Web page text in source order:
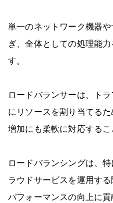
単一のネットワーク機器
ぎ、全体としての処理能
す。
ロードバランサーは、ト
にリソースを割り当てる
増加にも柔軟に対応するこ
ロードバランシングは、
ラウドサービスを運用す
パフォーマンスの向上に貢